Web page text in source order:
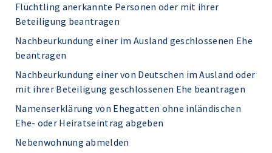
Flüchtling anerkannte Personen oder mit ihrer
Beteiligung beantragen
Nachbeurkundung einer im Ausland geschlossenen Ehe
beantragen
Nachbeurkundung einer von Deutschen im Ausland oder
mit ihrer Beteiligung geschlossenen Ehe beantragen
Namenserklärung von Ehegatten ohne inländischen
Ehe- oder Heiratseintrag abgeben
Nebenwohnung abmelden